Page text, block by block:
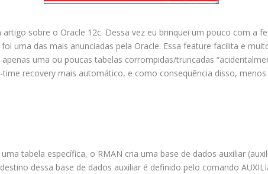
sobre o Oracle 12c. Dessa vez eu brinquei um pouco com a
uma das mais anunciadas pela Oracle. Essa feature facilita e
uma ou poucas tabelas corrompidas/truncadas
recovery mais automático, e como consequência disso, menos
uma tabela específica, o RMAN cria uma base de dados auxiliar
dessa base de dados auxiliar é definido pelo comando